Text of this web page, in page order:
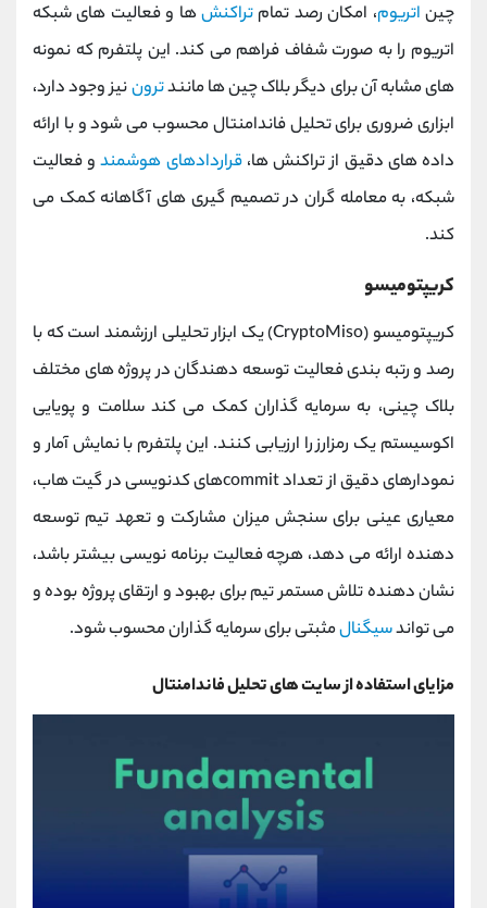
‌چین اتریوم، امکان رصد تمام تراکنش‌ها و فعالیت ‌های شبکه
اتریوم را به صورت شفاف فراهم می کند. این پلتفرم که نمونه
‌های مشابه آن برای دیگر بلاک‌ چین ‌ها مانندتروننیز وجود دارد،
ابزاری ضروری برای تحلیل فاندامنتال محسوب می ‌شود و با ارائه
داده ‌های دقیق از تراکنش ‌ها،قراردادهای هوشمندو فعالیت
شبکه، به معامله ‌گران در تصمیم‌ گیری ‌های آگاهانه کمک می‌
کند.
کریپتومیسو
کریپتومیسو (CryptoMiso) یک ابزار تحلیلی ارزشمند است که با
رصد و رتبه ‌بندی فعالیت توسعه ‌دهندگان در پروژه‌ های مختلف
بلاک‌ چینی، به سرمایه‌ گذاران کمک می ‌کند سلامت و پویایی
اکوسیستم یک رمزارز را ارزیابی کنند. این پلتفرم با نمایش آمار و
نمودارهای دقیق از تعداد commitهای کدنویسی در گیت ‌هاب،
معیاری عینی برای سنجش میزان مشارکت و تعهد تیم توسعه‌
دهنده ارائه می‌ دهد، هرچه فعالیت برنامه ‌نویسی بیشتر باشد،
نشان‌ دهنده تلاش مستمر تیم برای بهبود و ارتقای پروژه بوده و
می‌ تواندسیگنالمثبتی برای سرمایه‌ گذاران محسوب شود.
مزایای استفاده از سایت های تحلیل فاندامنتال